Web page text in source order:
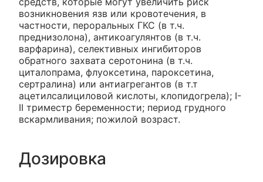
возникновения язв или кровотечения, в
частности, пероральных ГКС (в т.ч.
преднизолона), антикоагулянтов (в т.ч.
варфарина), селективных ингибиторов
обратного захвата серотонина (в т.ч.
циталопрама, флуоксетина, пароксетина,
сертралина) или антиагрегантов (в т.т
ацетилсалициловой кислоты, клопидогрела); I-
II триместр беременности; период грудного
вскармливания; пожилой возраст.
Дозировка